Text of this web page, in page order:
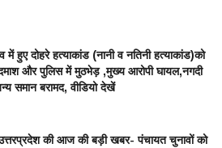
में हुए दोहरे हत्याकांड (नानी व नतिनी हत्याकांड)को
और पुलिस में मुठभेड़ ,मुख्य आरोपी घायल,नगदी
समान बरामद, वीडियो देखें
की आज की बड़ी खबर- पंचायत चुनावों को